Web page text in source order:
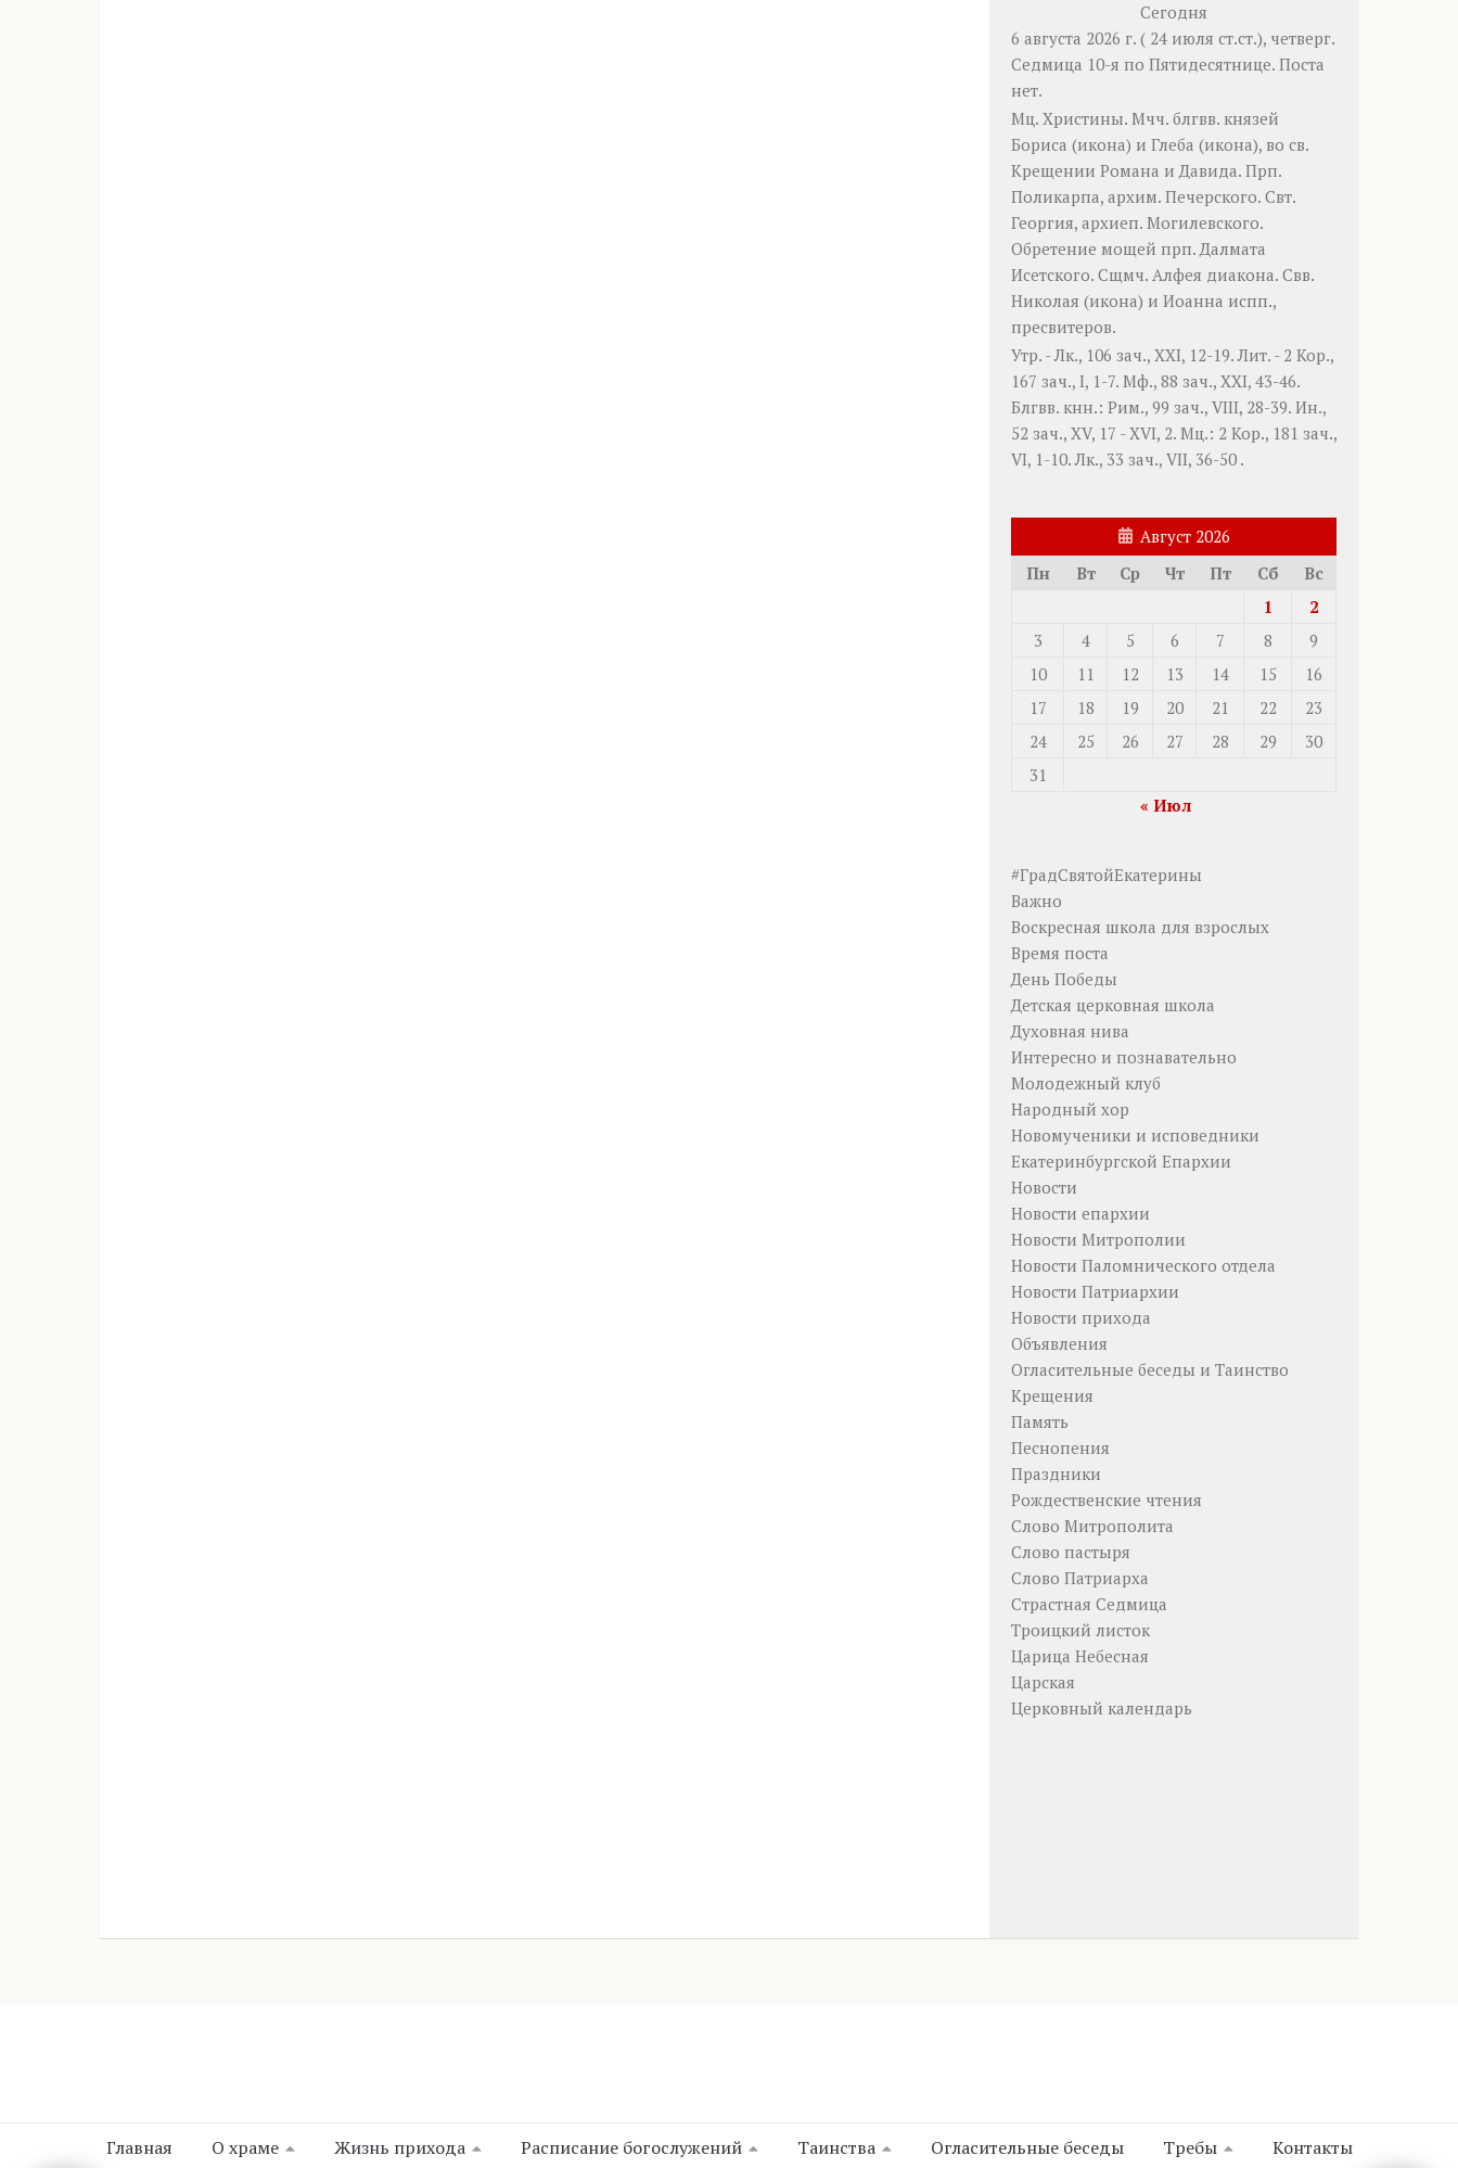
Сегодня
6 августа 2026 г. ( 24 июля ст.ст.), четверг.
Седмица 10-я по Пятидесятнице. Поста
нет.
Мц. Христины. Мчч. блгвв. князей
Бориса (икона) и Глеба (икона), во св.
Крещении Романа и Давида. Прп.
Поликарпа, архим. Печерского. Свт.
Георгия, архиеп. Могилевского.
Обретение мощей прп.Далмата
Исетского. Сщмч. Алфея диакона. Свв.
Николая (икона) и Иоанна испп.,
пресвитеров.
Утр. -Лк., 106 зач., XXI, 12-19.Лит. - 2 Кор.,
167 зач., I, 1-7. Мф., 88 зач., XXI, 43-46.
Блгвв. кнн.: Рим., 99 зач., VIII, 28-39. Ин.,
52 зач., XV, 17 - XVI, 2. Мц.: 2 Кор., 181 зач.,
VI, 1-10. Лк., 33 зач., VII, 36-50 .
Август 2026
Пн
Вт Ср Чт Пт Сб
Вс
1
2
3
4 5 6 7 8
9
10
11 12 13 14 15
16
17
18 19 20 21 22
23
24
25 26 27 28 29
30
31
« Июл
#ГрадСвятойЕкатерины
Важно
Воскресная школа для взрослых
Время поста
День Победы
Детская церковная школа
Духовная нива
Интересно и познавательно
Молодежный клуб
Народный хор
Новомученики и исповедники
Екатеринбургской Епархии
Новости
Новости епархии
Новости Митрополии
Новости Паломнического отдела
Новости Патриархии
Новости прихода
Объявления
Огласительные беседы и Таинство
Крещения
Память
Песнопения
Праздники
Рождественские чтения
Слово Митрополита
Слово пастыря
Слово Патриарха
Страстная Седмица
Троицкий листок
Царица Небесная
Царская
Церковный календарь
Главная О храме Жизнь прихода Расписание богослужений Таинства Огласительные беседы Требы Контакты